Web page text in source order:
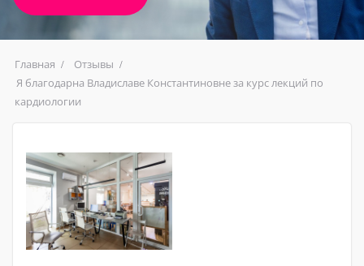
Главная
Отзывы
Я благодарна Владиславе Константиновне за курс лекций по
кардиологии